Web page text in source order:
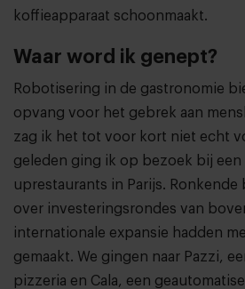
koffieapparaat schoonmaakt.
Waar word ik genept?
Robotisering in de gastronomie
opvang voor het gebrek aan
zag ik het tot voor kort niet echt
geleden ging ik op bezoek bij een
uprestaurants in Parijs. Ronkende
over investeringsrondes van
internationale expansie hadden
gemaakt. We gingen naar Pazzi,
pizzeria en Cala, een